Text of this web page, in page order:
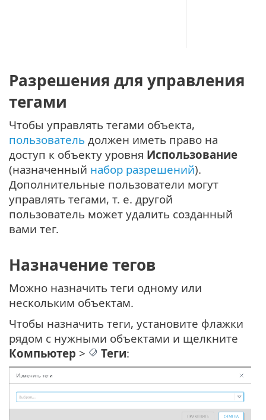
Разрешения для управления
тегами
Чтобы управлять тегами объекта,
пользователь должен иметь право на
доступ к объекту уровня Использование
(назначенный набор разрешений).
Дополнительные пользователи могут
управлять тегами, т. е. другой
пользователь может удалить созданный
вами тег.
Назначение тегов
Можно назначить теги одному или
нескольким объектам.
Чтобы назначить теги, установите флажки
рядом с нужными объектами и щелкните
Компьютер > Теги: